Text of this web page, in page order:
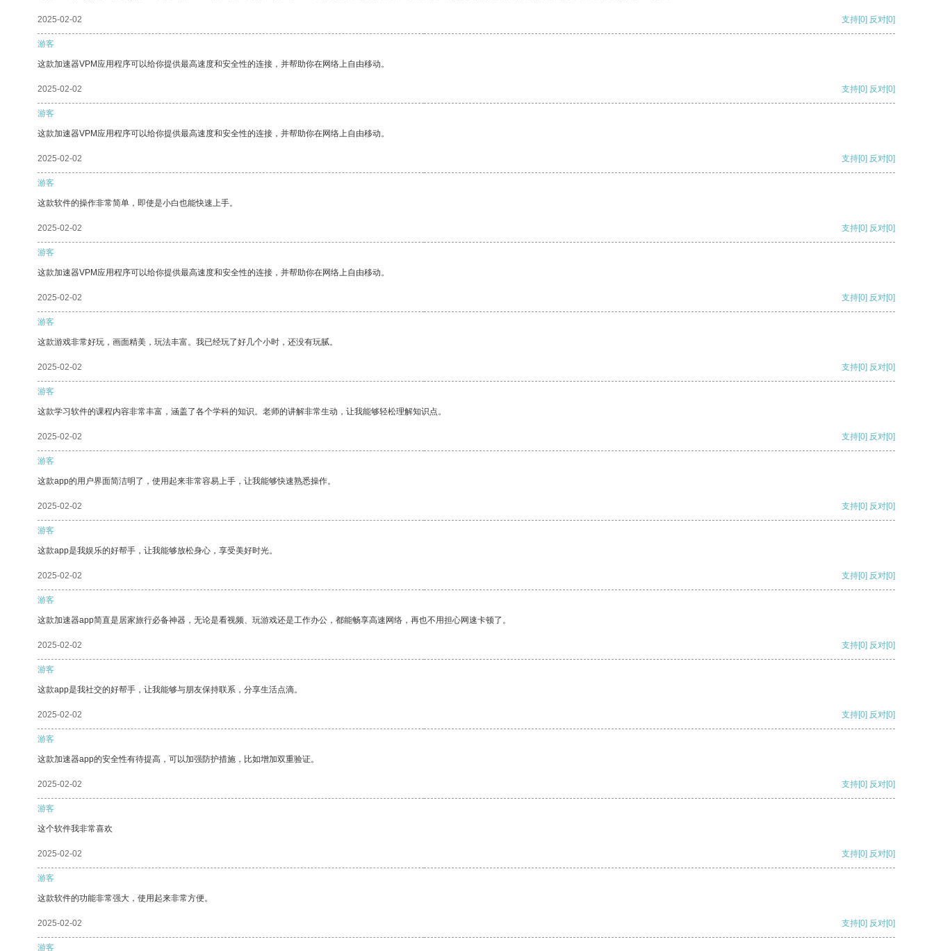
2025-02-02 支持[0] 反对[0]
游客
这款加速器VPM应用程序可以给你提供最高速度和安全性的连接，并帮助你在网络上自由移动。
2025-02-02 支持[0] 反对[0]
游客
这款加速器VPM应用程序可以给你提供最高速度和安全性的连接，并帮助你在网络上自由移动。
2025-02-02 支持[0] 反对[0]
游客
这款软件的操作非常简单，即使是小白也能快速上手。
2025-02-02 支持[0] 反对[0]
游客
这款加速器VPM应用程序可以给你提供最高速度和安全性的连接，并帮助你在网络上自由移动。
2025-02-02 支持[0] 反对[0]
游客
这款游戏非常好玩，画面精美，玩法丰富。我已经玩了好几个小时，还没有玩腻。
2025-02-02 支持[0] 反对[0]
游客
这款学习软件的课程内容非常丰富，涵盖了各个学科的知识。老师的讲解非常生动，让我能够轻松理解知识点。
2025-02-02 支持[0] 反对[0]
游客
这款app的用户界面简洁明了，使用起来非常容易上手，让我能够快速熟悉操作。
2025-02-02 支持[0] 反对[0]
游客
这款app是我娱乐的好帮手，让我能够放松身心，享受美好时光。
2025-02-02 支持[0] 反对[0]
游客
这款加速器app简直是居家旅行必备神器，无论是看视频、玩游戏还是工作办公，都能畅享高速网络，再也不用担心网速卡顿了。
2025-02-02 支持[0] 反对[0]
游客
这款app是我社交的好帮手，让我能够与朋友保持联系，分享生活点滴。
2025-02-02 支持[0] 反对[0]
游客
这款加速器app的安全性有待提高，可以加强防护措施，比如增加双重验证。
2025-02-02 支持[0] 反对[0]
游客
这个软件我非常喜欢
2025-02-02 支持[0] 反对[0]
游客
这款软件的功能非常强大，使用起来非常方便。
2025-02-02 支持[0] 反对[0]
游客